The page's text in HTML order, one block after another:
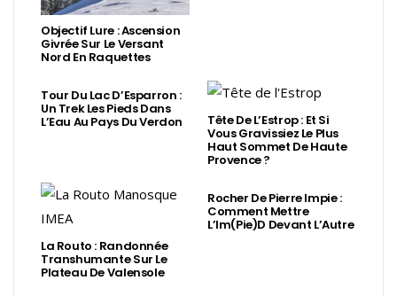
Objectif Lure : Ascension
Givrée Sur Le Versant
Nord En Raquettes
Tour Du Lac D’Esparron :
Un Trek Les Pieds Dans
L’Eau Au Pays Du Verdon Tête De L’Estrop : Et Si
Vous Gravissiez Le Plus
Haut Sommet De Haute
Provence ?
La Routo : Randonnée
Transhumante Sur Le
Plateau De Valensole
Rocher De Pierre Impie :
Comment Mettre
L’Im(Pie)d Devant L’Autre